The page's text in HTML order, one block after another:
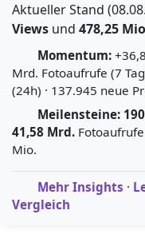
Aktueller Stand
Views und 478,25
Momentum:
Mrd. Fotoaufrufe (7
(24h) · 137.945 neue
Meilensteine: 190
41,58 Mrd.
Mio.
Mehr Insights ·
Vergleich